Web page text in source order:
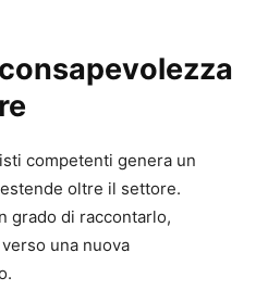
competenti genera un
oltre il settore.
grado di raccontarlo,
una nuova